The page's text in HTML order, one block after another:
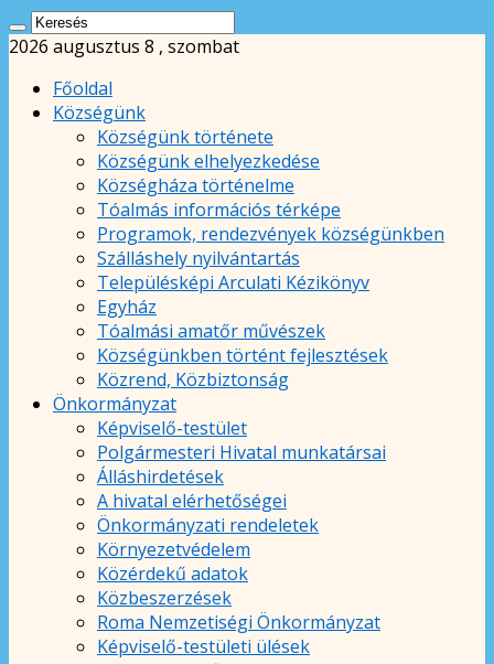
2026 augusztus 8 , szombat
Főoldal
Községünk
Községünk története
Községünk elhelyezkedése
Községháza történelme
Tóalmás információs térképe
Programok, rendezvények községünkben
Szálláshely nyilvántartás
Településképi Arculati Kézikönyv
Egyház
Tóalmási amatőr művészek
Községünkben történt fejlesztések
Közrend, Közbiztonság
Önkormányzat
Képviselő-testület
Polgármesteri Hivatal munkatársai
Álláshirdetések
A hivatal elérhetőségei
Önkormányzati rendeletek
Környezetvédelem
Közérdekű adatok
Közbeszerzések
Roma Nemzetiségi Önkormányzat
Képviselő-testületi ülések